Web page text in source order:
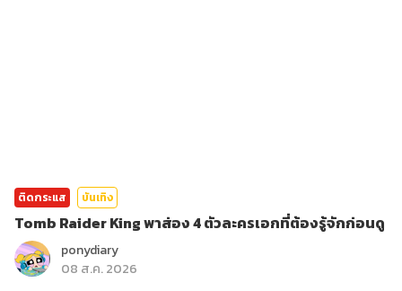
ติดกระแส บันเทิง
Tomb Raider King พาส่อง 4 ตัวละครเอกที่ต้องรู้จักก่อนดู
ponydiary
08 ส.ค. 2026